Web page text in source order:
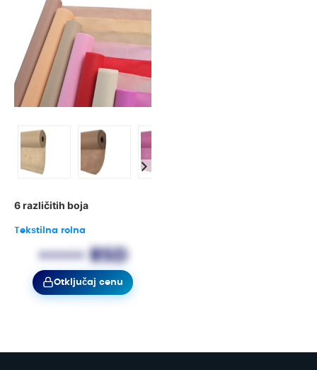
6 različitih boja
Tekstilna rolna
••••• RSD
Otključaj cenu